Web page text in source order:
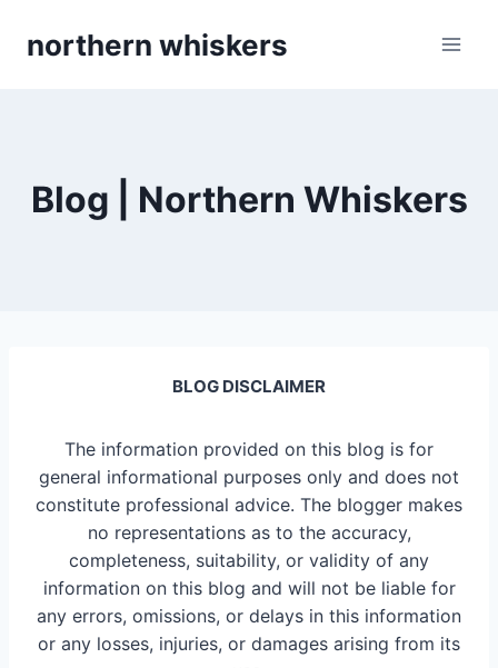
northern whiskers
Blog | Northern Whiskers
BLOG DISCLAIMER
The information provided on this blog is for
general informational purposes only and does not
constitute professional advice. The blogger makes
no representations as to the accuracy,
completeness, suitability, or validity of any
information on this blog and will not be liable for
any errors, omissions, or delays in this information
or any losses, injuries, or damages arising from its